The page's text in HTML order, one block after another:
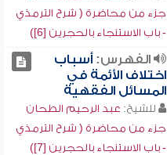
جزء من محاضرة ( شرح الترمذي
- باب الاستنجاء بالحجرين [6])
الفهرس:أسباب
اختلاف الأئمة في
المسائل الفقهية
للشيخ: عبد الرحيم الطحان
جزء من محاضرة ( شرح الترمذي
- باب الاستنجاء بالحجرين [7])